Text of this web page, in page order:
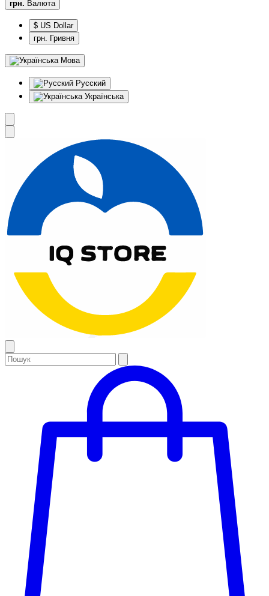
грн. Валюта
$ US Dollar
грн. Гривня
Мова
Русский
Українська